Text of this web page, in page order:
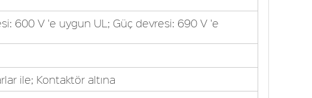
600 V 'e uygun UL; Güç devresi: 690 V 'e
ile; Kontaktör altına